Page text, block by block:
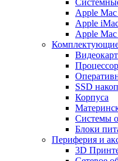
Apple
Apple
Apple
SSD
Корпуса
Системы
Блоки
Периферия и
3D